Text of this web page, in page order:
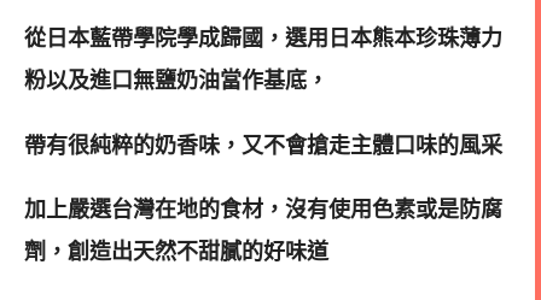
從日本藍帶學院學成歸國，選用日本熊本珍珠薄力
粉以及進口無鹽奶油當作基底，
帶有很純粹的奶香味，又不會搶走主體口味的風采
加上嚴選台灣在地的食材，沒有使用色素或是防腐
劑，創造出天然不甜膩的好味道